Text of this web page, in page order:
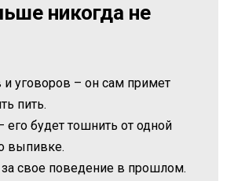
никогда не
и уговоров – он сам примет
пить.
его будет тошнить от одной
выпивке.
за свое поведение в прошлом.